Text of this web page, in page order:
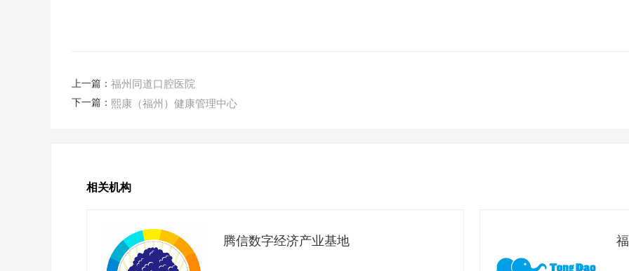
上一篇： 福州同道口腔医院
下一篇： 熙康（福州）健康管理中心
相关机构
腾信数字经济产业基地